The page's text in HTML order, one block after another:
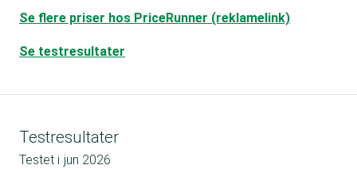
Se flere priser hos PriceRunner (reklamelink)
Se testresultater
Testresultater
Testet i jun 2026